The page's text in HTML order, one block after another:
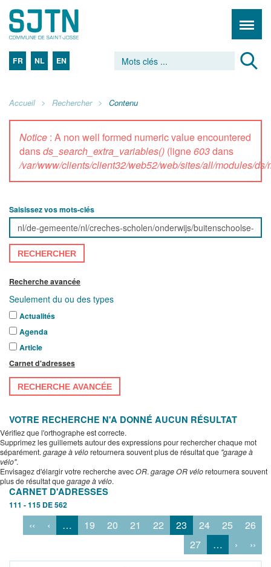
FR NL EN
Accueil Rechercher Contenu
Notice : A non well formed numeric value encountered
dansds_search_extra_variables() (ligne603dans
/var/www/clients/client32/web52/web/sites/all/modules/
Saisissez vos mots-clés
RECHERCHER
Recherche avancée
Seulement du ou des types
Actualités
Agenda
Article
Carnet d'adresses
RECHERCHE AVANCÉE
VOTRE RECHERCHE N'A DONNÉ AUCUN RÉSULTAT
Vérifiez que l'orthographe est correcte.
Supprimez les guillemets autour des expressions pour rechercher chaque mot
séparément. garage à véloretournera souvent plus de résultat que "garage à
vélo".
Envisagez d'élargir votre recherche avecOR. garage OR véloretournera souvent
plus de résultat quegarage à vélo.
CARNET D'ADRESSES
111 - 115 DE 562
‹‹ ‹ … 19 20 21 22 23 24 25
26
27
… › ››